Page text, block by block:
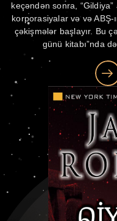
keçəndən sonra,
korporasiyalar və və ABŞ-
çəkişmələr başlayır. Bu
günü kitabı”nda